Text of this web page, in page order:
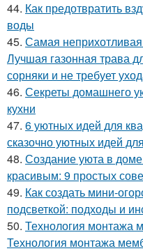
44. Как предотвратить
воды
45. Самая неприхотливая
Лучшая газонная трава
сорняки и не требует
46. Секреты домашнего
кухни
47. 6 уютных идей для
сказочно уютных идей
48. Создание уюта в
красивым: 9 простых
49. Как создать мини-
подсветкой: подходы и
50. Технология монтажа
Технология монтажа